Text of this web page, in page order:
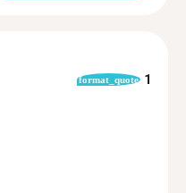
format_quote 1